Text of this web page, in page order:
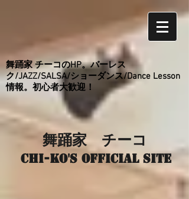
舞踊家 チーコのHP。バーレス
ク/JAZZ/SALSA/ショーダンス/Dance Lesson
情報。初心者大歓迎！
舞踊家 チーコ
Chi-ko's Official site